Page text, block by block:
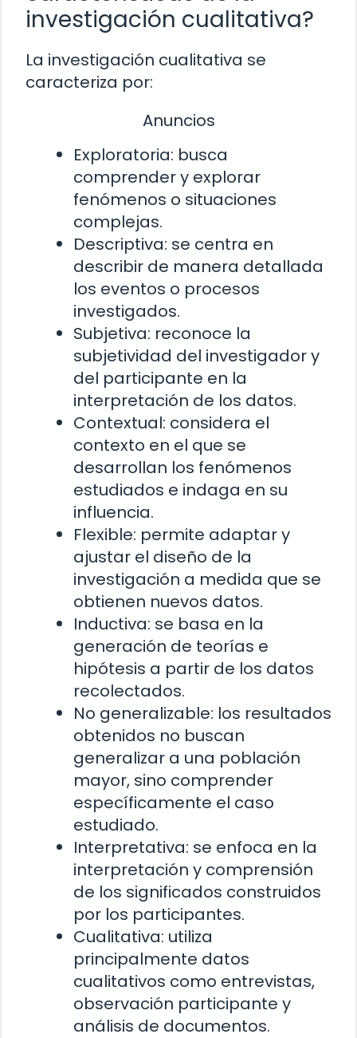
investigación cualitativa?
La investigación cualitativa se
caracteriza por:
Anuncios
Exploratoria: busca
comprender y explorar
fenómenos o situaciones
complejas.
Descriptiva: se centra en
describir de manera detallada
los eventos o procesos
investigados.
Subjetiva: reconoce la
subjetividad del investigador y
del participante en la
interpretación de los datos.
Contextual: considera el
contexto en el que se
desarrollan los fenómenos
estudiados e indaga en su
influencia.
Flexible: permite adaptar y
ajustar el diseño de la
investigación a medida que se
obtienen nuevos datos.
Inductiva: se basa en la
generación de teorías e
hipótesis a partir de los datos
recolectados.
No generalizable: los resultados
obtenidos no buscan
generalizar a una población
mayor, sino comprender
específicamente el caso
estudiado.
Interpretativa: se enfoca en la
interpretación y comprensión
de los significados construidos
por los participantes.
Cualitativa: utiliza
principalmente datos
cualitativos como entrevistas,
observación participante y
análisis de documentos.